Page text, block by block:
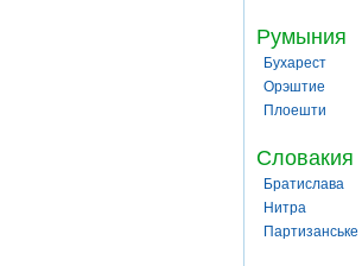
Румыния
Бухарест
Орэштие
Плоешти
Словакия
Братислава
Нитра
Партизанське